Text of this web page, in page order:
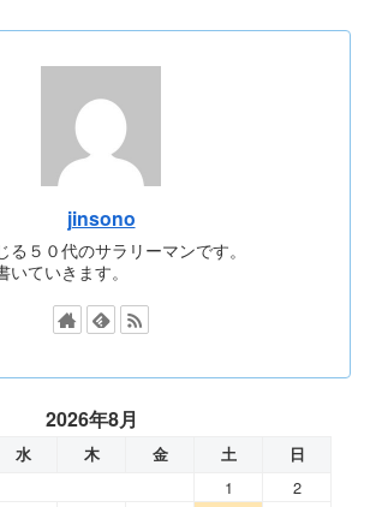
jinsono
る５０代のサラリーマンです。
ていきます。
2026年8月
水 木 金 土 日
1
2